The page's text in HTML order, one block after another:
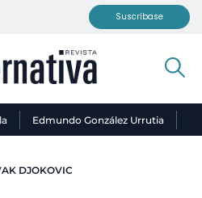
Suscríbase
Edmundo González Urrutia
DJOKOVIC